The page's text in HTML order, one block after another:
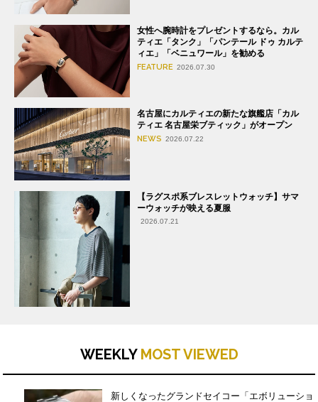
女性へ腕時計をプレゼントするなら。カル
ティエ「タンク」「パンテール ドゥ カルテ
ィエ」「ベニュワール」を勧める
FEATURE 2026.07.30
名古屋にカルティエの新たな旗艦店「カル
ティエ 名古屋栄ブティック」がオープン
NEWS 2026.07.22
【ラグスポ系ブレスレットウォッチ】サマ
ーウォッチが映える夏服
2026.07.21
WEEKLY MOST VIEWED
新しくなったグランドセイコー「エボリューショ